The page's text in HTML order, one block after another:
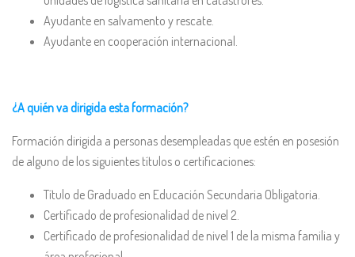
Ayudante en salvamento y rescate.
Ayudante en cooperación internacional.
¿A quién va dirigida esta formación?
Formación dirigida a personas desempleadas que estén en posesión
de alguno de los siguientes títulos o certificaciones:
Título de Graduado en Educación Secundaria Obligatoria.
Certificado de profesionalidad de nivel 2.
Certificado de profesionalidad de nivel 1 de la misma familia y